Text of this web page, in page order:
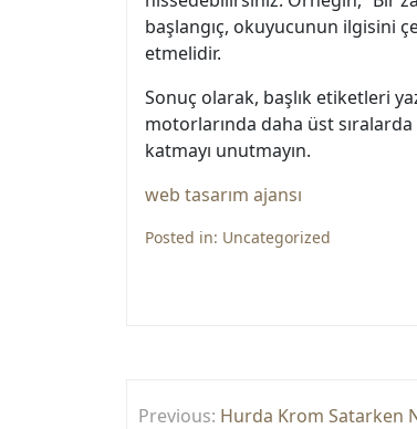
başlangıç, okuyucunun ilgisini
etmelidir.
Sonuç olarak, başlık etiketleri
motorlarında daha üst
katmayı unutmayın.
web tasarım ajansı
Posted in: Uncategorized
Yazı
Previous: Hurda Krom Satarken